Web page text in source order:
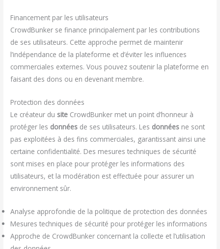
Financement par les utilisateurs
CrowdBunker se finance principalement par les contributions
de ses utilisateurs. Cette approche permet de maintenir
l’indépendance de la plateforme et d’éviter les influences
commerciales externes. Vous pouvez soutenir la plateforme en
faisant des dons ou en devenant membre.
Protection des données
Le créateur du site CrowdBunker met un point d’honneur à
protéger les données de ses utilisateurs. Les données ne sont
pas exploitées à des fins commerciales, garantissant ainsi une
certaine confidentialité. Des mesures techniques de sécurité
sont mises en place pour protéger les informations des
utilisateurs, et la modération est effectuée pour assurer un
environnement sûr.
Analyse approfondie de la politique de protection des données
Mesures techniques de sécurité pour protéger les informations
Approche de CrowdBunker concernant la collecte et l’utilisation